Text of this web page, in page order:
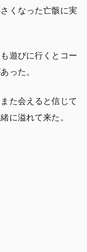
くなった亡骸に実
遊びに行くとコー
った。
た会えると信じて
に溢れて来た。